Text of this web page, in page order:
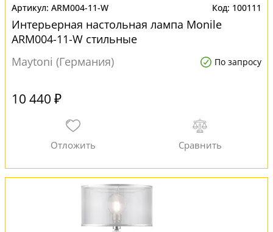
ARM004-11-W 100111
Интерьерная настольная лампа Monile
ARM004-11-W стильные
Maytoni (Германия)
По запросу
10 440 ₽